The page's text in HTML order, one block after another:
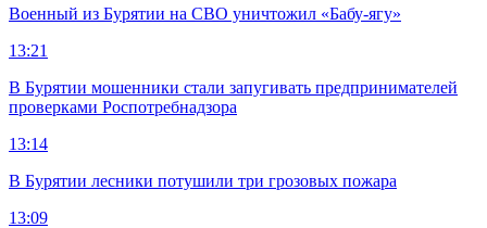
Военный из Бурятии на СВО уничтожил «Бабу-ягу»
13:21
В Бурятии мошенники стали запугивать предпринимателей
проверками Роспотребнадзора
13:14
В Бурятии лесники потушили три грозовых пожара
13:09